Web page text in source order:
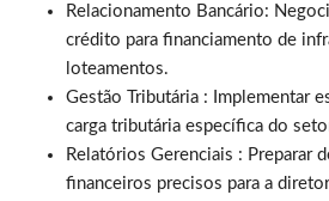
Relacionamento Bancário:
crédito para financiamento de
loteamentos.
Gestão Tributária : Implementar
carga tributária específica do
Relatórios Gerenciais : Preparar
financeiros precisos para a